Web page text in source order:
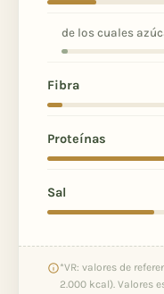
de los cuales
Fibra
Proteínas
Sal
*VR: valores de
2.000 kcal). Valores